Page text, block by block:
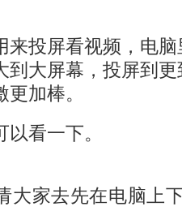
来投屏看视频，电
到大屏幕，投屏到
加棒。
看一下。
大家去先在电脑上